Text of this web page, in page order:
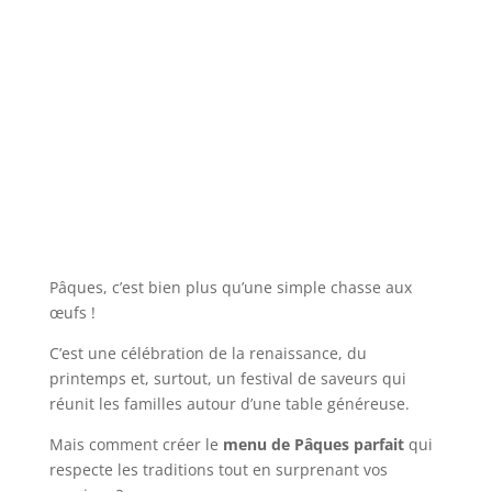
Pâques, c’est bien plus qu’une simple chasse aux
œufs !
C’est une célébration de la renaissance, du
printemps et, surtout, un festival de saveurs qui
réunit les familles autour d’une table généreuse.
Mais comment créer le menu de Pâques parfaitqui
respecte les traditions tout en surprenant vos